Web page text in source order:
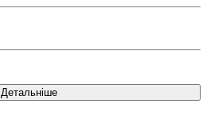
Детальніше